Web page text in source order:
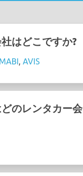
はどこですか?
MABI, AVIS
のレンタカー会